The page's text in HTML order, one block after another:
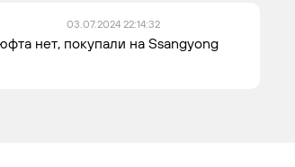
03.07.2024 22:14:32
нет, покупали на Ssangyong